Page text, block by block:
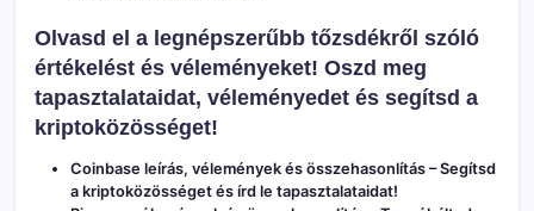
Olvasd el a legnépszerűbb tőzsdékről szóló
értékelést és véleményeket! Oszd meg
tapasztalataidat, véleményedet és segítsd a
kriptoközösséget!
Coinbase leírás, vélemények és összehasonlítás – Segítsd
a kriptoközösséget és írd le tapasztalataidat!